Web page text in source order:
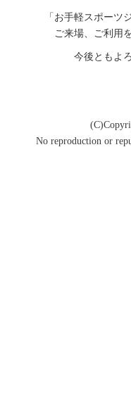
「お手軽スポーツ
ご来場、ご利用
今後ともよ
No reproduction or